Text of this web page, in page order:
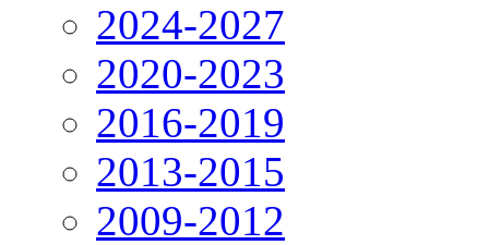
2024-2027
2020-2023
2016-2019
2013-2015
2009-2012